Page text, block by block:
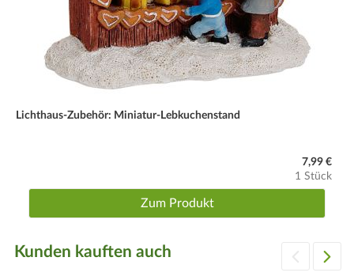
Lichthaus-Zubehör: Miniatur-Lebkuchenstand
7,99 €
1 Stück
Zum Produkt
Kunden kauften auch